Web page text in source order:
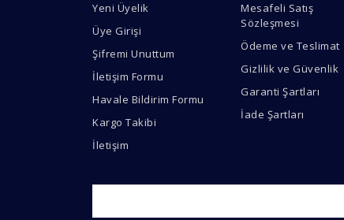
Ürün açıklamasında eksik bilgiler bulunuyor.
Ürün bilgilerinde hatalar bulunuyor.
Ürün fiyatı diğer sitelerden daha pahalı.
Bu ürüne benzer farklı alternatifler olmalı.
Yeni Üyelik
Üye Girişi
Şifremi Unuttum
İletişim Formu
Havale Bildirim Formu
Kargo Takibi
İletişim
Mesafeli Satış
Sözleşmesi
Ödeme ve Teslimat
Gizlilik ve Güvenlik
Garanti Şartları
İade Şartları